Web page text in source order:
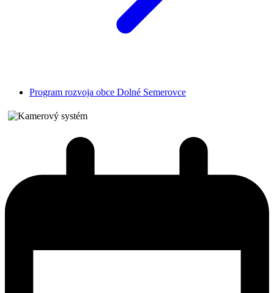
Program rozvoja obce Dolné Semerovce